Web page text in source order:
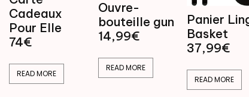
Cadeaux
Pour Elle
74€
READ MORE
Ouvre-
bouteille gun
14,99€
READ MORE
Panier
Basket
37,99€
READ MORE